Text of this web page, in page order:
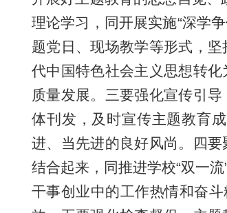
理论学习，同开展实施“深学
题党日、现场教学等形式，
代中国特色社会主义思想转
质量发展。三要强化宣传引
体刊发，及时宣传主题教育
进、当先进的良好风尚。四
结合起来，同推进学校“双一
干事创业中的工作热情和奋